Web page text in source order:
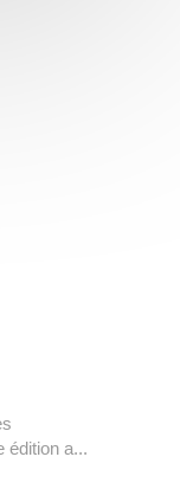
édition a...